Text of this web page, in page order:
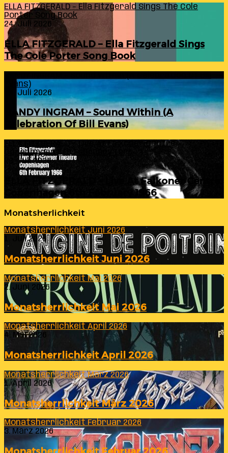
ELLA FITZGERALD – Ella Fitzgerald Sings The Cole
Porter Song Book
24. Juli 2026
ELLA FITZGERALD – Ella Fitzgerald Sings
The Cole Porter Song Book
Evans)
24. Juli 2026
RANDY INGRAM – Sound Within (A
Celebration Of Bill Evans)
ELLA FITZGERALD – Live At Falkoner Centre
Copenhagen 6th February 1966
23. Juli 2026
ELLA FITZGERALD – Live At Falkoner Centre
Copenhagen 6th February 1966
Monatsherlichkeit
Monatsherrlichkeit Juni 2026
1. Juli 2026
Monatsherrlichkeit Juni 2026
Monatsherrlichkeit Mai 2026
2. Juni 2026
Monatsherrlichkeit Mai 2026
Monatsherrlichkeit April 2026
4. Mai 2026
Monatsherrlichkeit April 2026
Monatsherrlichkeit März 2026
1. April 2026
Monatsherrlichkeit März 2026
Monatsherrlichkeit Februar 2026
3. März 2026